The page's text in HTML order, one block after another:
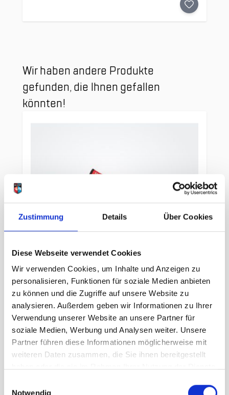
Zustimmung Details Über Cookies
Diese Webseite verwendet Cookies
Wir verwenden Cookies, um Inhalte und Anzeigen zu
personalisieren, Funktionen für soziale Medien anbieten
zu können und die Zugriffe auf unsere Website zu
analysieren. Außerdem geben wir Informationen zu Ihrer
Verwendung unserer Website an unsere Partner für
soziale Medien, Werbung und Analysen weiter. Unsere
Partner führen diese Informationen möglicherweise mit
weiteren Daten zusammen, die Sie ihnen bereitgestellt
Notwendig
Clicken, um das Karussell zu überspringen
Wir haben andere Produkte
gefunden, die Ihnen gefallen
könnten!
On Cloudmonster 2 Damen ivory
red
unser Preis ab:
189,95 €